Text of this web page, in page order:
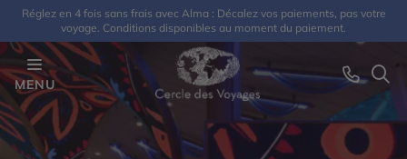
Réglez en 4 fois sans frais avec Alma : Décalez vos paiements, pas votre
voyage. Conditions disponibles au moment du paiement.
MENU